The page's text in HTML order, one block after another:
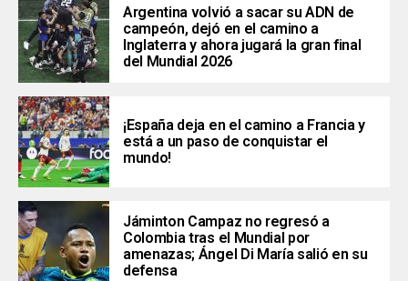
Argentina volvió a sacar su ADN de
campeón, dejó en el camino a
Inglaterra y ahora jugará la gran final
del Mundial 2026
¡España deja en el camino a Francia y
está a un paso de conquistar el
mundo!
Jáminton Campaz no regresó a
Colombia tras el Mundial por
amenazas; Ángel Di María salió en su
defensa